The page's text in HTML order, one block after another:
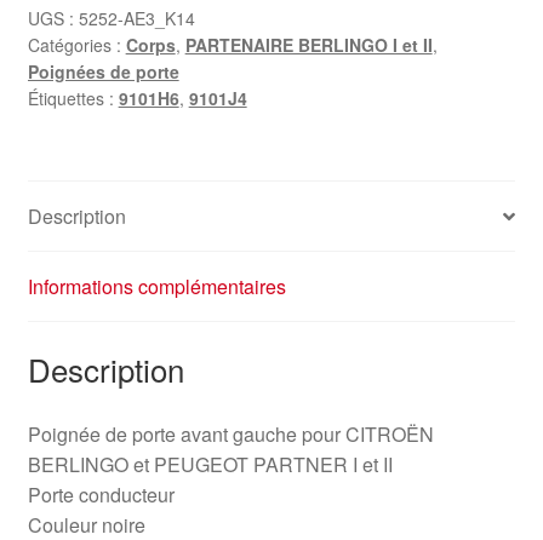
Porte
Conducteur
Noire
Citroën
UGS : 5252-AE3_K14
Catégories : Corps, PARTENAIRE BERLINGO I et II,
Poignées de porte
Étiquettes : 9101H6, 9101J4
Description
Informations complémentaires
Description
Poignée de porte avant gauche pour CITROËN
BERLINGO et PEUGEOT PARTNER I et II
Porte conducteur
Couleur noire